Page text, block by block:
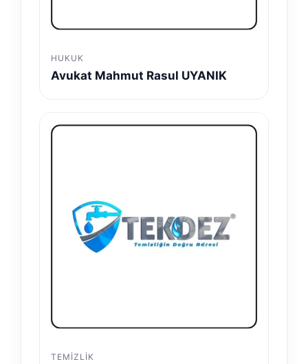
HUKUK
Avukat Mahmut Rasul UYANIK
TEMIZLIK